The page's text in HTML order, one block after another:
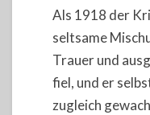
Als 1918 der
seltsame
Trauer und
fiel, und er
zugleich